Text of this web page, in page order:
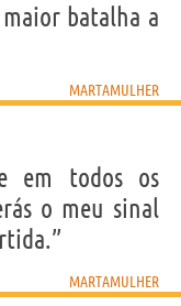
batalha a
MARTAMULHER
em todos os
o meu sinal
MARTAMULHER